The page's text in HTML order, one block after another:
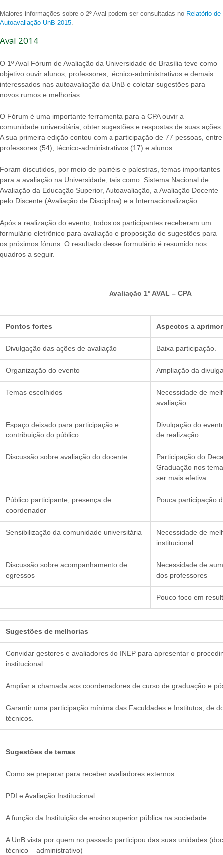
Maiores informações sobre o 2º Aval podem ser consultadas no Relatório de
Autoavaliação UnB 2015.
Aval 2014
O 1º Aval Fórum de Avaliação da Universidade de Brasília teve como
objetivo ouvir alunos, professores, técnico-administrativos e demais
interessados nas autoavaliação da UnB e coletar sugestões para
novos rumos e melhorias.
O Fórum é uma importante ferramenta para a CPA ouvir a
comunidade universitária, obter sugestões e respostas de suas ações.
A sua primeira edição contou com a participação de 77 pessoas, entre
professores (54), técnico-administrativos (17) e alunos.
Foram discutidos, por meio de painéis e palestras, temas importantes
para a avaliação na Universidade, tais como: Sistema Nacional de
Avaliação da Educação Superior, Autoavaliação, a Avaliação Docente
pelo Discente (Avaliação de Disciplina) e a Internacionalização.
Após a realização do evento, todos os participantes receberam um
formulário eletrônico para avaliação e proposição de sugestões para
os próximos fóruns. O resultado desse formulário é resumido nos
quadros a seguir.
Avaliação 1º AVAL – CPA
Pontos fortes Aspectos a
Divulgação das ações de avaliação Baixa participação.
Organização do evento Ampliação da
Temas escolhidos
Necessidade de
avaliação
Espaço deixado para participação e
contribuição do público
Divulgação do
de realização
Discussão sobre avaliação do docente
Participação do
Graduação nos
ser mais efetiva
Público participante; presença de
coordenador
Pouca participação
Sensibilização da comunidade universitária
Necessidade de
institucional
Discussão sobre acompanhamento de
egressos
Necessidade de
dos professores
Pouco foco em
Sugestões de melhorias
Convidar gestores e avaliadores do INEP para apresentar o
institucional
Ampliar a chamada aos coordenadores de curso de graduação e
Garantir uma participação mínima das Faculdades e Institutos, de
técnicos.
Sugestões de temas
Como se preparar para receber avaliadores externos
PDI e Avaliação Institucional
A função da Instituição de ensino superior pública na sociedade
A UnB vista por quem no passado participou das suas unidades
técnico – administrativo)